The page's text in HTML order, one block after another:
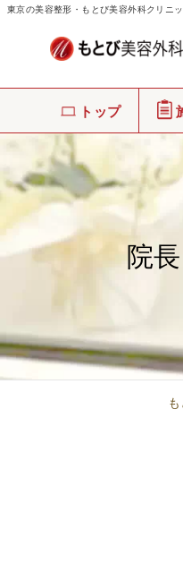
東京の美容整形・もとび美容外科クリニ
トップ
院